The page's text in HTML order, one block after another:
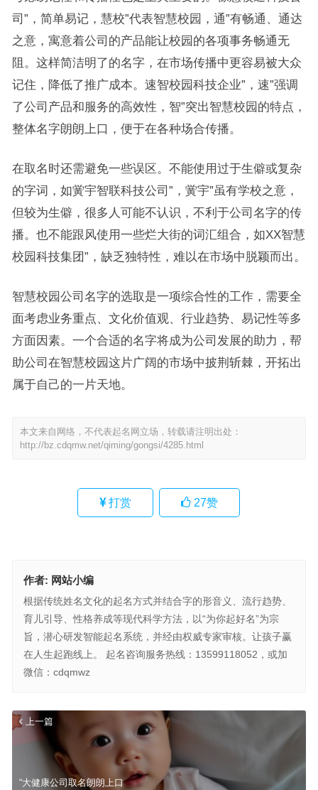
司”，简单易记，慧校”代表智慧校园，通”有畅通、通达
之意，寓意着公司的产品能让校园的各项事务畅通无
阻。这样简洁明了的名字，在市场传播中更容易被大众
记住，降低了推广成本。速智校园科技企业”，速”强调
了公司产品和服务的高效性，智”突出智慧校园的特点，
整体名字朗朗上口，便于在各种场合传播。
在取名时还需避免一些误区。不能使用过于生僻或复杂
的字词，如黉宇智联科技公司”，黉宇”虽有学校之意，
但较为生僻，很多人可能不认识，不利于公司名字的传
播。也不能跟风使用一些烂大街的词汇组合，如XX智慧
校园科技集团”，缺乏独特性，难以在市场中脱颖而出。
智慧校园公司名字的选取是一项综合性的工作，需要全
面考虑业务重点、文化价值观、行业趋势、易记性等多
方面因素。一个合适的名字将成为公司发展的助力，帮
助公司在智慧校园这片广阔的市场中披荆斩棘，开拓出
属于自己的一片天地。
本文来自网络，不代表起名网立场，转载请注明出处：
http://bz.cdqmw.net/qiming/gongsi/4285.html
打赏 27赞
作者: 网站小编
根据传统姓名文化的起名方式并结合字的形音义、流行趋势、
育儿引导、性格养成等现代科学方法，以“为你起好名”为宗
旨，潜心研发智能起名系统，并经由权威专家审核。让孩子赢
在人生起跑线上。 起名咨询服务热线：13599118052，或加
微信：cdqmwz
上一篇
“大健康公司取名朗朗上口